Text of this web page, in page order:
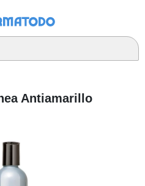
Antiamarillo